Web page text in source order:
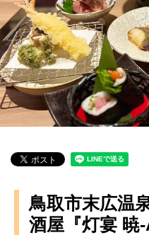
鳥取市末広温
酒屋『灯宴 暁-